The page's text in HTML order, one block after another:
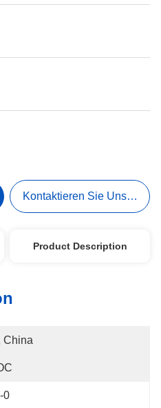
Kontaktieren Sie Uns Jetzt
Product Description
China
0